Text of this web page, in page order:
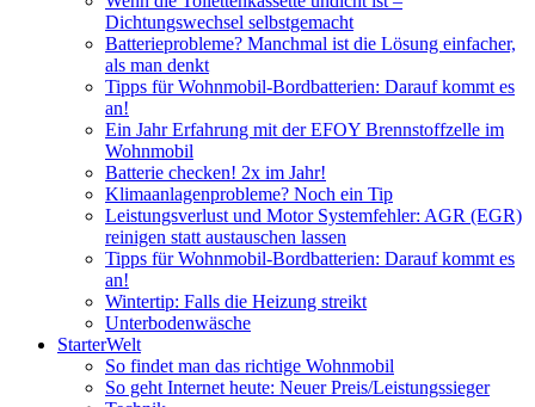
Dichtungswechsel selbstgemacht
Batterieprobleme? Manchmal ist die Lösung einfacher,
als man denkt
Tipps für Wohnmobil-Bordbatterien: Darauf kommt es
an!
Ein Jahr Erfahrung mit der EFOY Brennstoffzelle im
Wohnmobil
Batterie checken! 2x im Jahr!
Klimaanlagenprobleme? Noch ein Tip
Leistungsverlust und Motor Systemfehler: AGR (EGR)
reinigen statt austauschen lassen
Tipps für Wohnmobil-Bordbatterien: Darauf kommt es
an!
Wintertip: Falls die Heizung streikt
Unterbodenwäsche
StarterWelt
So findet man das richtige Wohnmobil
So geht Internet heute: Neuer Preis/Leistungssieger